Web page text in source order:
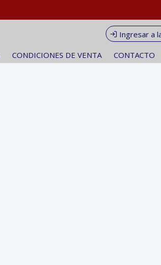
Ingresar a
CONDICIONES DE VENTA CONTACTO